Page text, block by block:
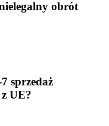
obrót
sprzedaż
UE?